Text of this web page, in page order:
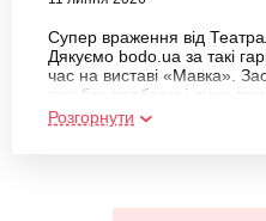
Супер враження від
Дякуємо bodo.ua за такі
час на виставі «Мавка».
теж без проблем і дуже
Розгорнути